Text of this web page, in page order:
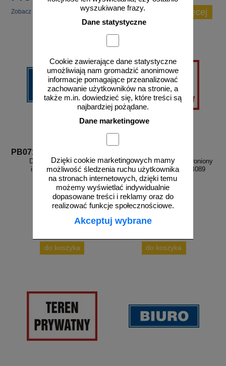
wyszukiwane frazy.
Dane statystyczne
Cookie zawierające dane statystyczne
umożliwiają nam gromadzić anonimowe
informacje pomagające przeanalizować
zachowanie użytkowników na stronie, a
także m.in. dowiedzieć się, które treści są
najbardziej pożądane.
Dane marketingowe
Dzięki cookie marketingowych mamy
możliwość śledzenia ruchu użytkownika
na stronach internetowych, dzięki temu
możemy wyświetlać indywidualnie
dopasowane treści i reklamy oraz do
realizować funkcje społecznościowe.
Akceptuj wybrane
Zobacz inne popularne produkty w tej kategorii. zobacz więcej
PB071
Do biura w lewo - znak
informacyjny - PB071
od 27,36 zł
do koszyka
Teren prywatny wstęp wzbroniony
- znak informacyjny - PB089
od 43,16 zł
do koszyka